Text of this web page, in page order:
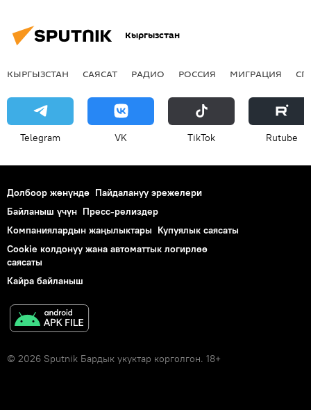
Кыргызстан
КЫРГЫЗСТАН САЯСАТ РАДИО РОССИЯ МИГРАЦИЯ
Telegram VK ТikТоk Rutube
Долбоор жөнүндө Пайдалануу эрежелери
Байланыш үчүн Пресс-релиздер
Компаниялардын жаңылыктары Купуялык саясаты
Cookie колдонуу жана автоматтык логирлөө
саясаты
Кайра байланыш
© 2026 Sputnik Бардык укуктар корголгон. 18+